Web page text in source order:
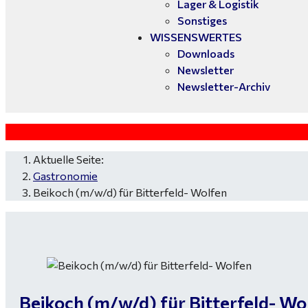
Lager & Logistik
Sonstiges
WISSENSWERTES
Downloads
Newsletter
Newsletter-Archiv
Aktuelle Seite:
Gastronomie
Beikoch (m/w/d) für Bitterfeld- Wolfen
Beikoch (m/w/d) für Bitterfeld-